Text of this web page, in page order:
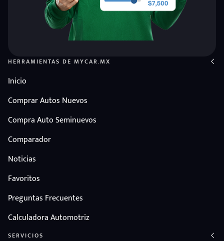
HERRAMIENTAS DE MYCAR.MX
Inicio
Comprar Autos Nuevos
Compra Auto Seminuevos
Comparador
Noticias
Favoritos
Preguntas Frecuentes
Calculadora Automotriz
SERVICIOS